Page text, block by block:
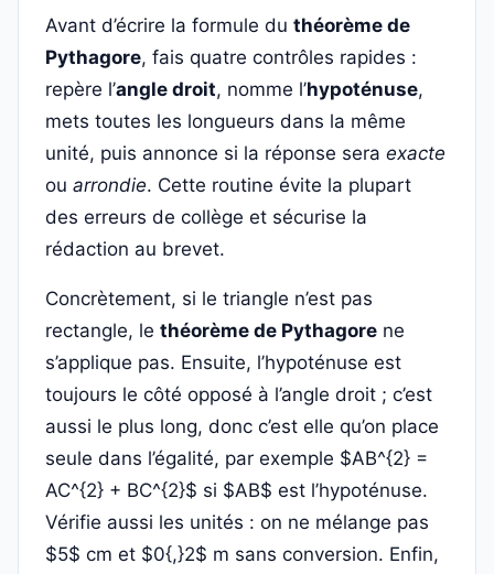
Avant d’écrire la formule du théorème de
Pythagore, fais quatre contrôles rapides :
repère l’angle droit, nomme l’hypoténuse,
mets toutes les longueurs dans la même
unité, puis annonce si la réponse sera exacte
ou arrondie. Cette routine évite la plupart
des erreurs de collège et sécurise la
rédaction au brevet.
Concrètement, si le triangle n’est pas
rectangle, le théorème de Pythagore ne
s’applique pas. Ensuite, l’hypoténuse est
toujours le côté opposé à l’angle droit ; c’est
aussi le plus long, donc c’est elle qu’on place
seule dans l’égalité, par exemple $AB^{2} =
AC^{2} + BC^{2}$ si $AB$ est l’hypoténuse.
Vérifie aussi les unités : on ne mélange pas
$5$ cm et $0{,}2$ m sans conversion. Enfin,